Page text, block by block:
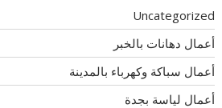
Uncategorized
أعمال دهانات بالخبر
أعمال سباكة وكهرباء بالمدينة
أعمال لياسة بجدة